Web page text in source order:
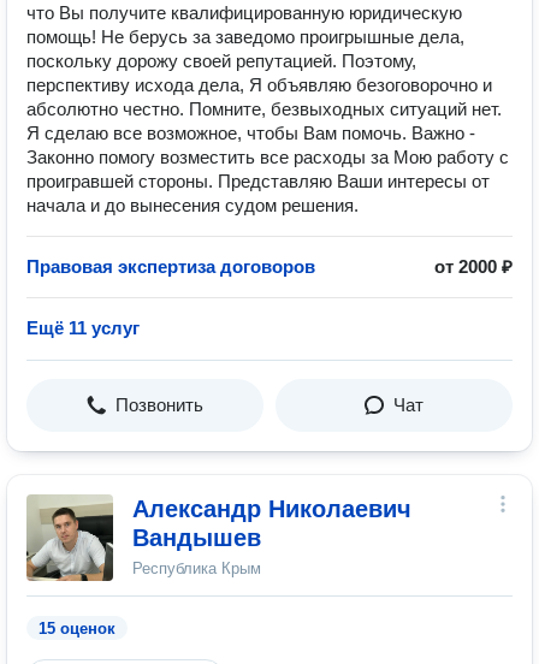
что Вы получите квалифицированную юридическую
помощь! Не берусь за заведомо проигрышные дела,
поскольку дорожу своей репутацией. Поэтому,
перспективу исхода дела, Я объявляю безоговорочно и
абсолютно честно. Помните, безвыходных ситуаций нет.
Я сделаю все возможное, чтобы Вам помочь. Важно -
Законно помогу возместить все расходы за Мою работу с
проигравшей стороны. Представляю Ваши интересы от
начала и до вынесения судом решения.
Правовая экспертиза договоров от 2000 ₽
Ещё 11 услуг
Позвонить Чат
Александр Николаевич
Вандышев
Республика Крым
15 оценок